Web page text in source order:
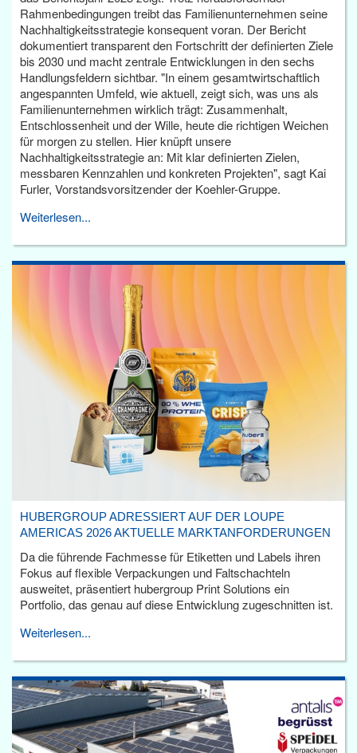
Rahmenbedingungen treibt das Familienunternehmen seine
Nachhaltigkeitsstrategie konsequent voran. Der Bericht
dokumentiert transparent den Fortschritt der definierten Ziele
bis 2030 und macht zentrale Entwicklungen in den sechs
Handlungsfeldern sichtbar. "In einem gesamtwirtschaftlich
angespannten Umfeld, wie aktuell, zeigt sich, was uns als
Familienunternehmen wirklich trägt: Zusammenhalt,
Entschlossenheit und der Wille, heute die richtigen Weichen
für morgen zu stellen. Hier knüpft unsere
Nachhaltigkeitsstrategie an: Mit klar definierten Zielen,
messbaren Kennzahlen und konkreten Projekten", sagt Kai
Furler, Vorstandsvorsitzender der Koehler-Gruppe.
Weiterlesen...
HUBERGROUP ADRESSIERT AUF DER LOUPE
AMERICAS 2026 AKTUELLE MARKTANFORDERUNGEN
Da die führende Fachmesse für Etiketten und Labels ihren
Fokus auf flexible Verpackungen und Faltschachteln
ausweitet, präsentiert hubergroup Print Solutions ein
Portfolio, das genau auf diese Entwicklung zugeschnitten ist.
Weiterlesen...